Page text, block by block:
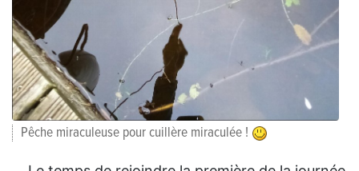
Pêche miraculeuse pour cuillère miraculée !